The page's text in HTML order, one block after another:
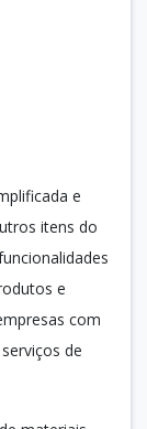
e
itens do
e
com
de